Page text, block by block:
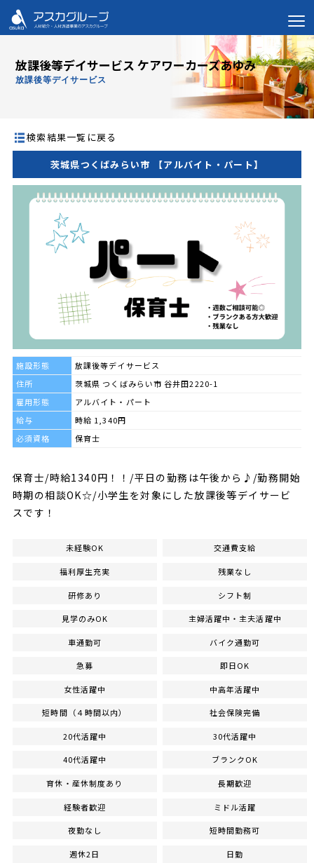
放課後等デイサービス ケアワーカーズあゆみ
放課後等デイサービス
検索結果一覧に戻る
茨城県つくばみらい市 【アルバイト・パート】
施設形態
放課後等デイサービス
住所
茨城県 つくばみらい市 谷井田2220-1
雇用形態
アルバイト・パート
給与
時給 1,340円
必須資格
保育士
保育士/時給1340円！！/平日の勤務は午後から♪/勤務開始
時期の相談OK☆/小学生を対象にした放課後等デイサービ
スです！
未経験OK 交通費支給
福利厚生充実 残業なし
研修あり シフト制
見学のみOK 主婦活躍中・主夫活躍中
車通勤可 バイク通勤可
急募 即日OK
女性活躍中 中高年活躍中
短時間（４時間以内） 社会保険完備
20代活躍中 30代活躍中
40代活躍中 ブランクOK
育休・産休制度あり 長期歓迎
経験者歓迎 ミドル活躍
夜勤なし 短時間勤務可
週休2日 日勤